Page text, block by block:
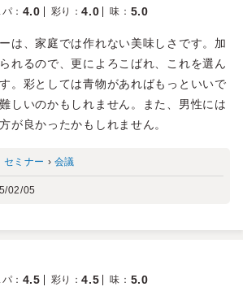
パ ： 4.0 彩り ：4.0 味 ： 5.0
は、家庭では作れない美味しさです。加
れるので、更によろこばれ、これを選ん
。彩としては青物があればもっといいで
しいのかもしれません。また、男性には
が良かったかもしれません。
セミナー › 会議
02/05
パ ： 4.5 彩り ：4.5 味 ： 5.0